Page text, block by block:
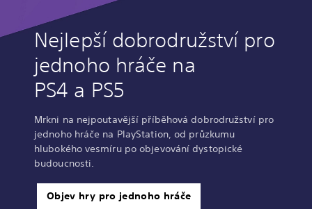
Nejlepší dobrodružství pro
jednoho hráče na
PS4 a PS5
Mrkni na nejpoutavější příběhová dobrodružství pro
jednoho hráče na PlayStation, od průzkumu
hlubokého vesmíru po objevování dystopické
budoucnosti.
Objev hry pro jednoho hráče